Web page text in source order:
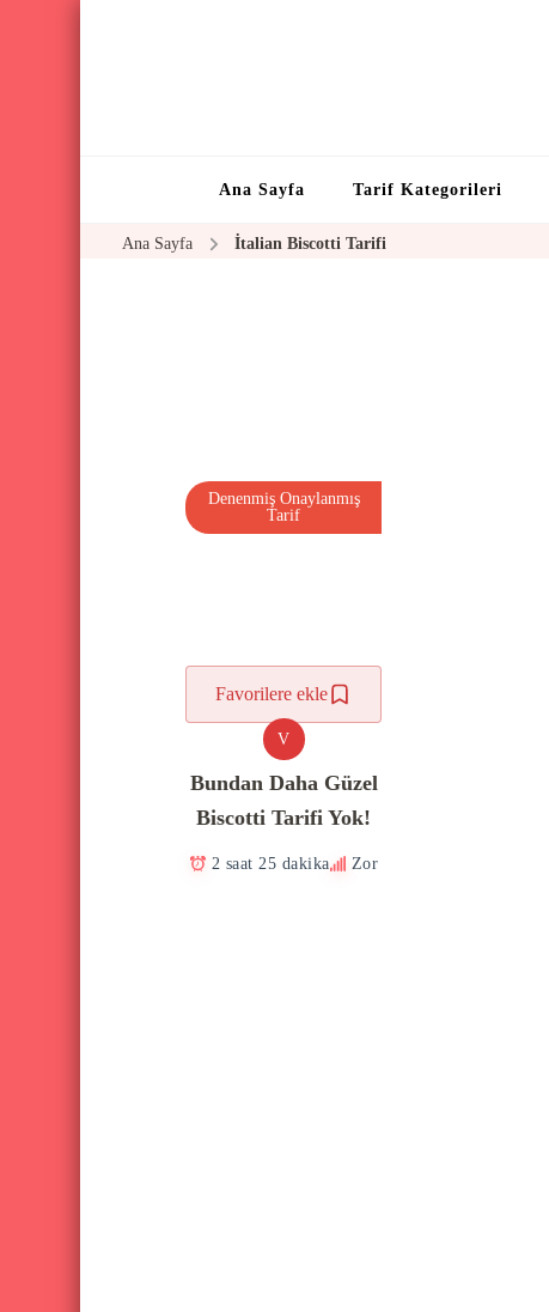
Ana Sayfa Tarif Kategorileri
Ana Sayfa İtalian Biscotti Tarifi
Favorilere ekle
Denenmiş Onaylanmış
Tarif
V
Bundan Daha Güzel
Biscotti Tarifi Yok!
2 saat 25 dakika Zor